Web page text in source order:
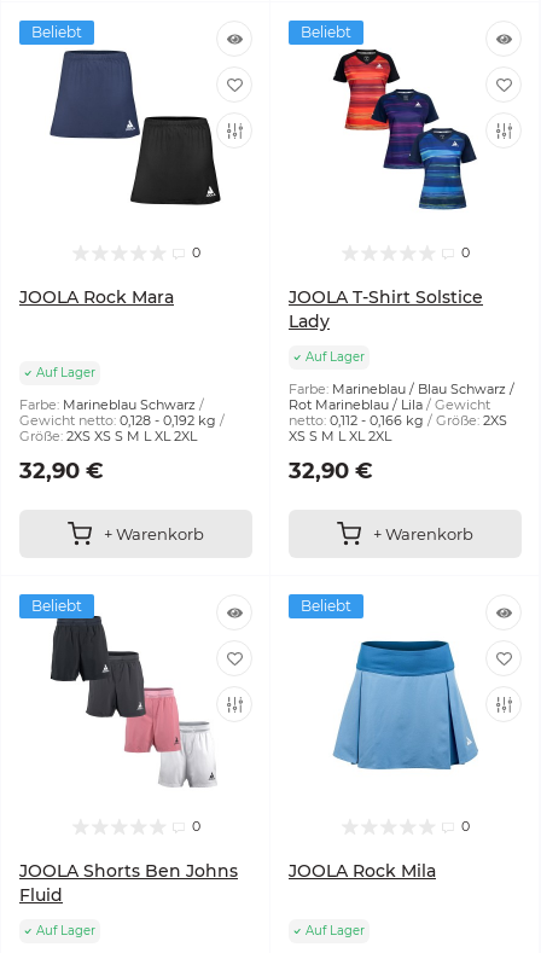
Beliebt
0
JOOLA Rock Mara
Auf Lager
Farbe: Marineblau Schwarz
Gewicht netto: 0,128 - 0,192 kg
Größe: 2XS XS S M L XL 2XL
32,90 €
+ Warenkorb
Beliebt
0
JOOLA T-Shirt Solstice
Lady
Auf Lager
Farbe: Marineblau / Blau Schwarz /
Rot Marineblau / Lila
Gewicht
netto: 0,112 - 0,166 kg Größe: 2XS
XS S M L XL 2XL
32,90 €
+ Warenkorb
Beliebt
0
JOOLA Shorts Ben Johns
Fluid
Auf Lager
Beliebt
0
JOOLA Rock Mila
Auf Lager